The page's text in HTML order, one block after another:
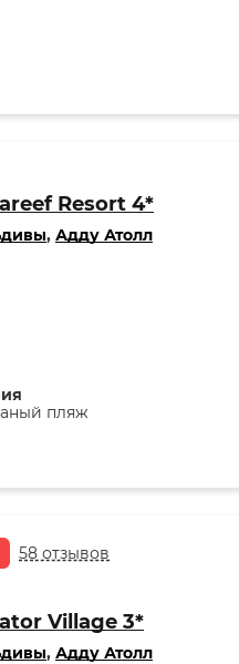
Resort 4*
, Адду Атолл
пляж
58 отзывов
Village 3*
, Адду Атолл